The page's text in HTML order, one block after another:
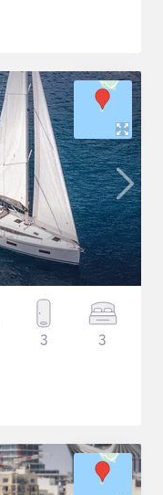
3 3